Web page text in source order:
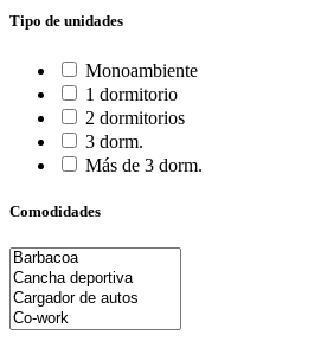
Tipo de unidades
Monoambiente
1 dormitorio
2 dormitorios
3 dorm.
Más de 3 dorm.
Comodidades